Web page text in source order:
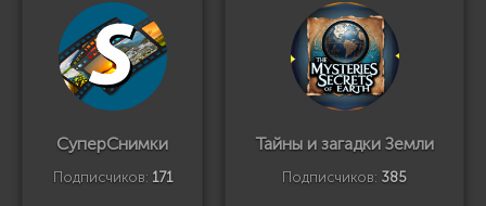
СуперСнимки
Подписчиков: 171
Тайны и загадки Земли
Подписчиков: 385